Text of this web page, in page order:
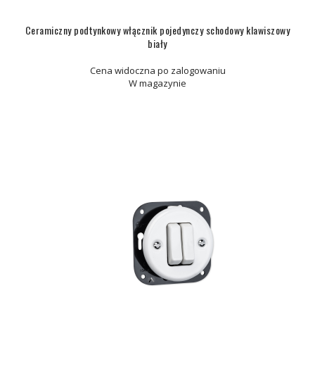
Ceramiczny podtynkowy włącznik pojedynczy schodowy klawiszowy
biały
Cena widoczna po zalogowaniu
W magazynie